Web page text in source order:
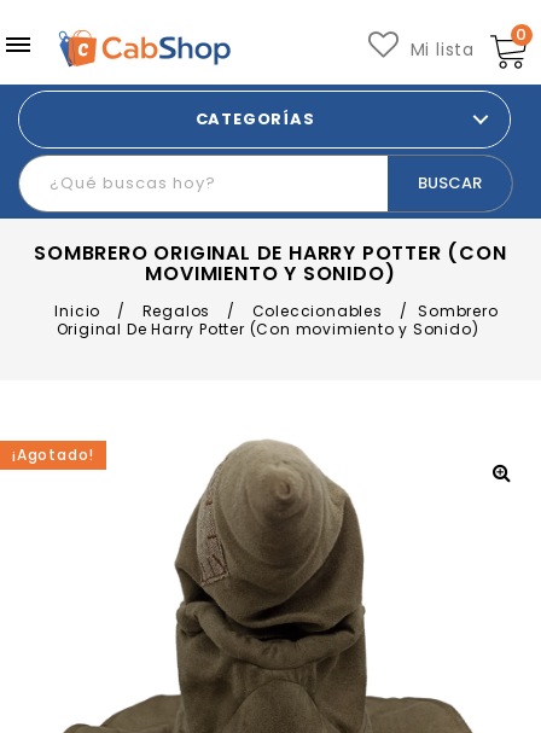
0
Mi lista
CATEGORÍAS
SOMBRERO ORIGINAL DE HARRY POTTER (CON
MOVIMIENTO Y SONIDO)
Inicio / Regalos / Coleccionables /
Sombrero
Original De Harry Potter (Con movimiento y Sonido)
¡Agotado!